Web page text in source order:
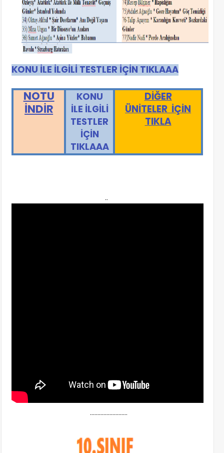
KONU İLE İLGİLİ TESTLER İÇİN TIKLAAA
NOTU
İNDİR
KONU
İLE İLGİLİ
TESTLER
İÇİN
TIKLAAA
DİĞER
ÜNİTELER İÇİN
TIKLA
..
.........................